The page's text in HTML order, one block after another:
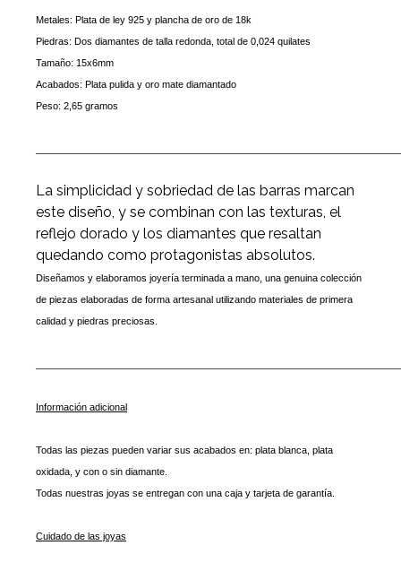
Metales: Plata de ley 925 y plancha de oro de 18k
Piedras: Dos diamantes de talla redonda, total de 0,024 quilates
Tamaño: 15x6mm
Acabados: Plata pulida y oro mate diamantado
Peso: 2,65 gramos
La simplicidad y sobriedad de las barras marcan
este diseño, y se combinan con las texturas, el
reflejo dorado y los diamantes que resaltan
quedando como protagonistas absolutos.
Diseñamos y elaboramos joyería terminada a mano, una genuina colección
de piezas elaboradas de forma artesanal utilizando materiales de primera
calidad y piedras preciosas.
Información adicional
Todas las piezas pueden variar sus acabados en: plata blanca, plata
oxidada, y con o sin diamante.
Todas nuestras joyas se entregan con una caja y tarjeta de garantía.
Cuidado de las joyas